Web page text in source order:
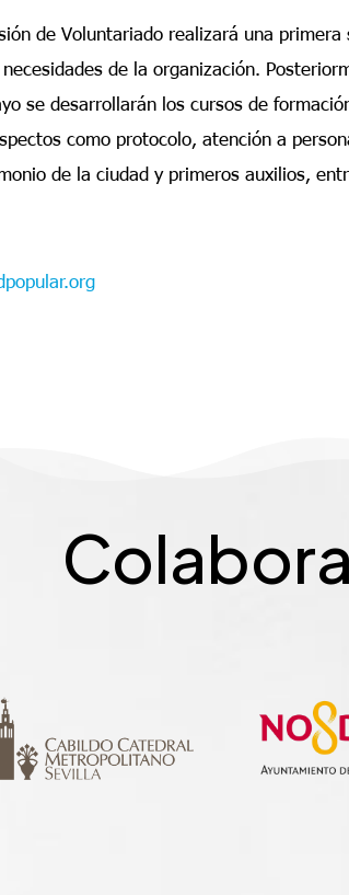
de Voluntariado realizará una primera
de la organización.
se desarrollarán los cursos de
como protocolo, atención a
de la ciudad y primeros auxilios,
Colabora